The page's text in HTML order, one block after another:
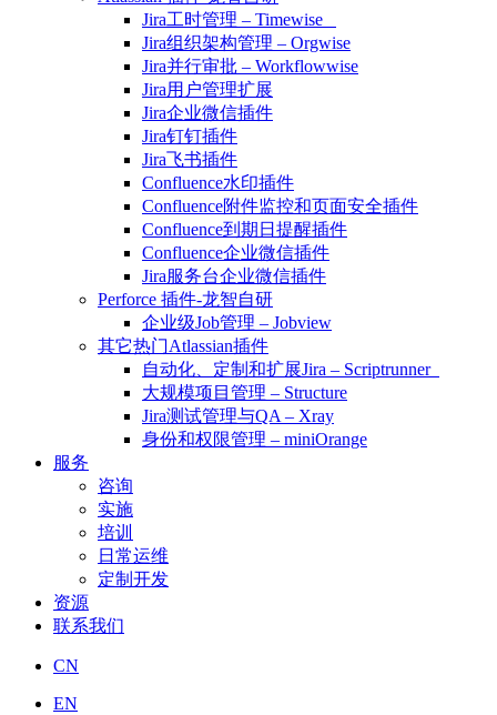
Jira工时管理 – Timewise
Jira组织架构管理 – Orgwise
Jira并行审批 – Workflowwise
Jira用户管理扩展
Jira企业微信插件
Jira钉钉插件
Jira飞书插件
Confluence水印插件
Confluence附件监控和页面安全插件
Confluence到期日提醒插件
Confluence企业微信插件
Jira服务台企业微信插件
Perforce 插件-龙智自研
企业级Job管理 – Jobview
其它热门Atlassian插件
自动化、定制和扩展Jira – Scriptrunner
大规模项目管理 – Structure
Jira测试管理与QA – Xray
身份和权限管理 – miniOrange
服务
咨询
实施
培训
日常运维
定制开发
资源
联系我们
CN
EN